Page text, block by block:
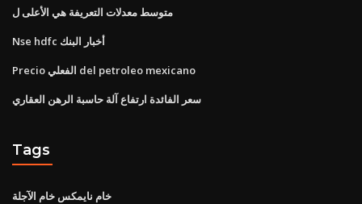
متوسط ​​معدلات التعريفة هي الأعلى ل
Nse hdfc أخبار البنك
Precio الفعلي del petroleo mexicano
سعر الفائدة ارتفاع آلة حاسبة الرهن العقاري
Tags
خام نايمكس خام الآجلة